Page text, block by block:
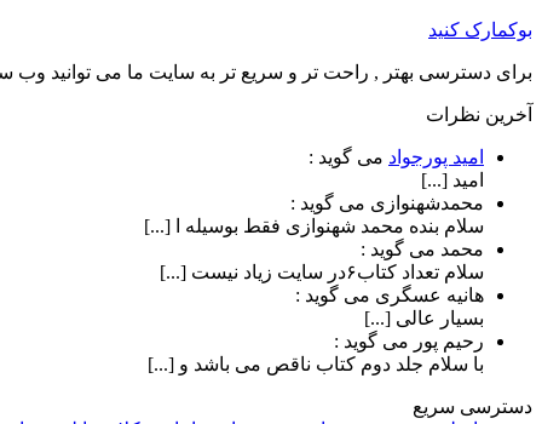
بوکمارک کنید
برای دسترسی بهتر , راحت تر و سریع تر به سایت ما می توانید وب
آخرین نظرات
امید پورجواد می گوید :
امید [...]
محمدشهنوازی می گوید :
سلام بنده محمد شهنوازی فقط بوسیله ا [...]
محمد می گوید :
سلام تعداد کتاب۶در سایت زیاد نیست [...]
هانیه عسگری می گوید :
بسیار عالی [...]
رحیم پور می گوید :
با سلام جلد دوم کتاب ناقص می باشد و [...]
دسترسی سریع